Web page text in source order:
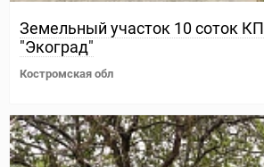
Земельный участок 10 соток КП
"Экоград"
Костромская обл